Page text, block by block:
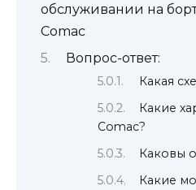
обслуживании на
Comac
Вопрос-ответ:
Какая
Какие
Comac?
Каковы
Какие